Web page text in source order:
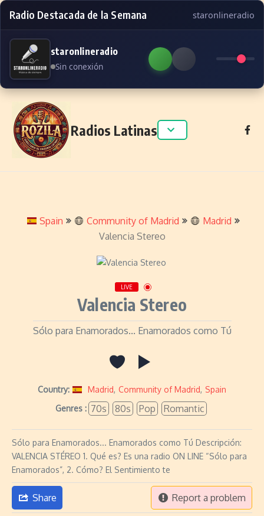
Radio Destacada de la Semana staronlineradio
staronlineradio
Sin conexión
Skip to content
Radios Latinas
Spain Community of Madrid
Madrid
Valencia Stereo
LIVE
Valencia Stereo
Sólo para Enamorados... Enamorados como Tú
Country: Madrid, Community of Madrid, Spain
Genres : 70s 80s Pop Romantic
Sólo para Enamorados... Enamorados como Tú Descripción:
VALENCIA STÉREO 1. Qué es? Es una radio ON LINE “Sólo para
Enamorados”, 2. Cómo? El Sentimiento te
Share Report a problem